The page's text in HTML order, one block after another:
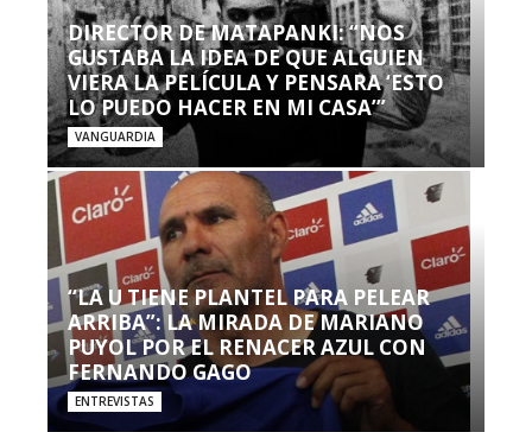
DIRECTOR DE MATAPANKI: “NOS
GUSTABA LA IDEA DE QUE ALGUIEN
VIERA LA PELÍCULA Y PENSARA ‘ESTO
LO PUEDO HACER EN MI CASA’”
VANGUARDIA
“LA U TIENE PLANTEL PARA PELEAR
ARRIBA”: LA MIRADA DE MARIANO
PUYOL POR EL RENACER AZUL CON
FERNANDO GAGO
ENTREVISTAS